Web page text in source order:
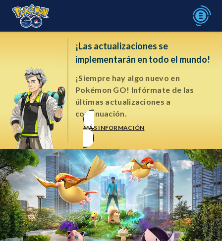
¡Las actualizaciones se
implementarán en todo el mundo!
¡Siempre hay algo nuevo en
Pokémon GO! Infórmate de las
últimas actualizaciones a
continuación.
MÁS INFORMACIÓN